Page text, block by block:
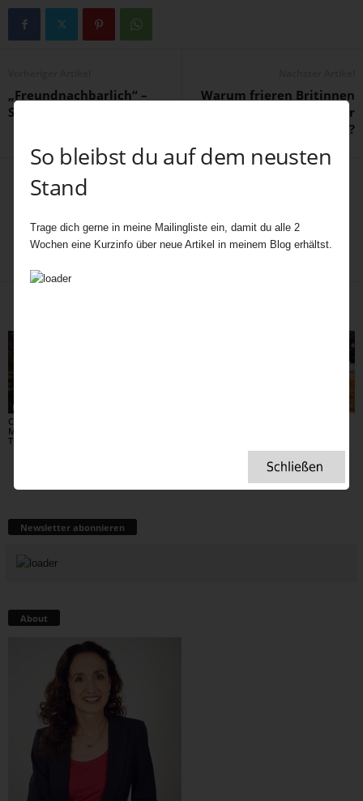
„Freundnachbarlich“ –
Serie Teil 8
Warum frieren Britinnen
nicht, wenn sie im Winter
im Minirock ausgehen?
Lifestyle
Canary Wharf –
Manhattan an der
Themse
und Tanzlust
Newsletter abonnieren
About
So bleibst du auf dem neusten
Stand
Trage dich gerne in meine Mailingliste ein, damit du alle 2
Wochen eine Kurzinfo über neue Artikel in meinem Blog erhältst.